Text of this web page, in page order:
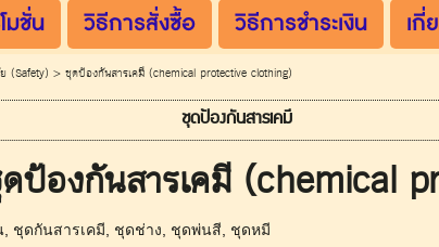
มชั่น วิธีการสั่งซื้อ วิธีการชำระเงิน เกี่
(Safety) > ชุดป้องกันสารเคมี (chemical protective clothing)
ชุดป้องกันสารเคมี
ป้องกันสารเคมี (chemical
ชุดกันสารเคมี ชุดช่าง ชุดพ่นสี ชุดหมี